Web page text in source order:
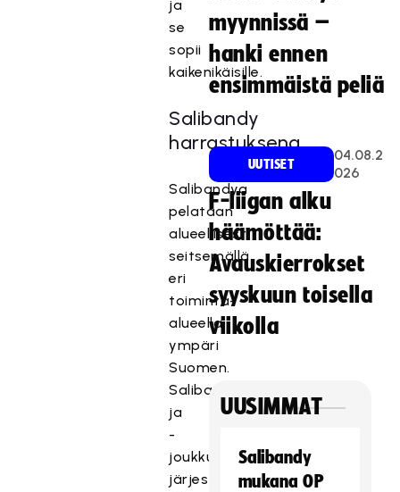
ja
se
sopii
kaikenikäisille.
Salibandy
harrastuksena
Salibandya
pelataan
alueellisesti
seitsemällä
eri
toiminta-
alueella
ympäri
Suomen.
Salibandyseurat
ja
-
joukkueet
järjestävät
myynnissä –
hanki ennen
ensimmäistä peliä
UUTISET
04.08.2
026
F-liigan alku
häämöttää:
Avauskierrokset
syyskuun toisella
viikolla
UUSIMMAT
Salibandy
mukana OP